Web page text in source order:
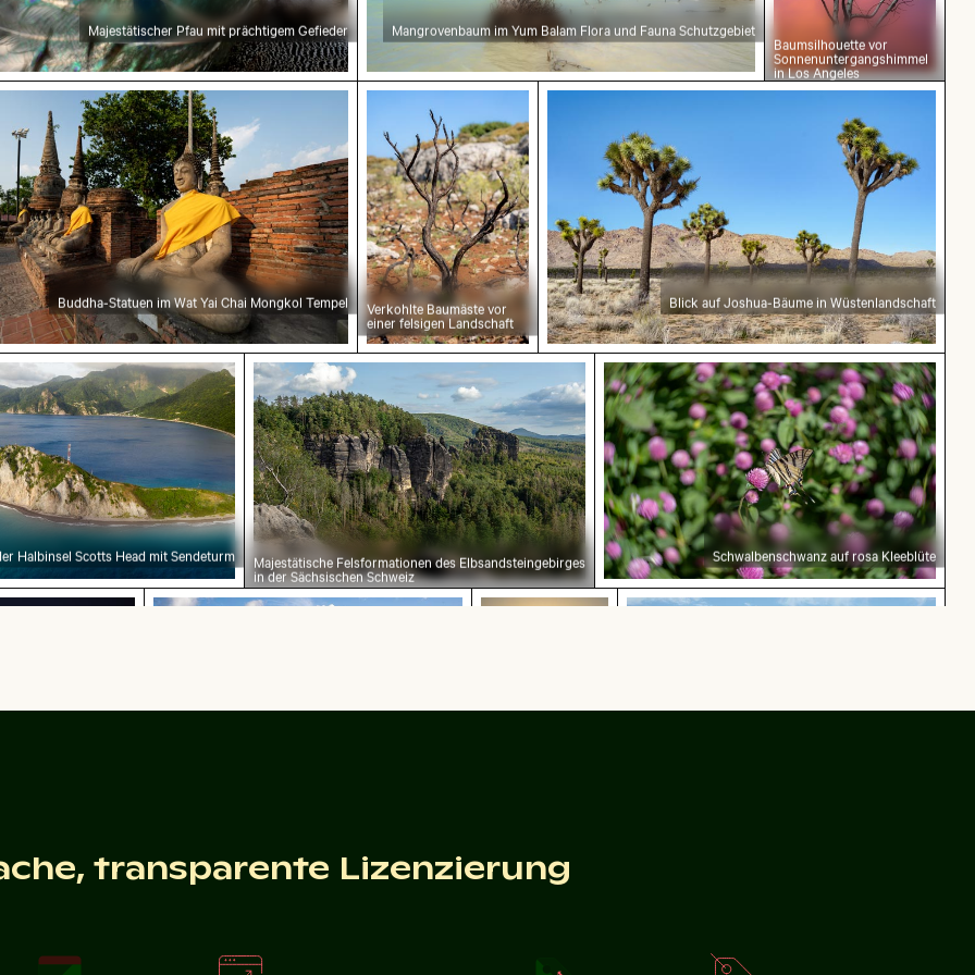
Majestätischer Pfau mit prächtigem Gefieder Mangrovenbaum im Yum Balam Flora und Fauna Schutzgebiet
Baumsilhouette vor
Sonnenuntergangshimmel
in Los Angeles
Statuen im Wat Yai Chai Mongkol Tempel
Buddha-Statuen im Wat Yai Chai Mongkol Tempel
Verkohlte Baumäste vor einer felsigen Landschaft
Verkohlte Baumäste vor
einer felsigen Landschaft
Blick auf Joshua-Bäume in Wüstenlandschaft
Blick auf Joshua-Bäume in Wüstenlandschaft
der Halbinsel Scotts Head mit Sendeturm
Halbinsel Scotts Head mit Sendeturm
Majestätische Felsformationen des Elbsandsteingebirges in der
Majestätische Felsformationen des Elbsandsteingebirges
in der Sächsischen Schweiz
Schwalbenschwanz auf rosa Kleeblüte
Schwalbenschwanz auf rosa Kleeblüte
in GlasvaseLe Morne Brabant Berg und Küste in MauritiusSonnenuntergang an der Ponte 25 de Abril über
Erkundung am Wrack der Kakapo
transparente Lizenzierung